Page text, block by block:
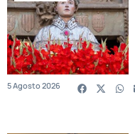
5 Agosto 2026